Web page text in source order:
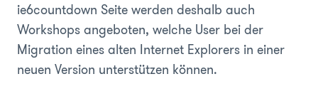
ie6countdown Seite werden deshalb auch
Workshops angeboten, welche User bei der
Migration eines alten Internet Explorers in einer
neuen Version unterstützen können.